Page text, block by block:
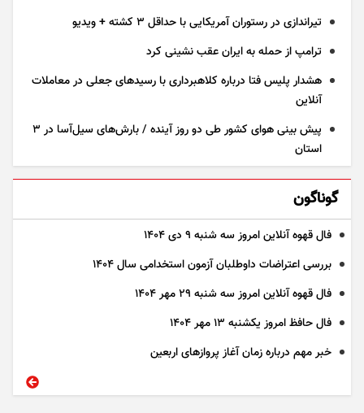
تیراندازی در رستوران آمریکایی با حداقل ۳ کشته + ویدیو
ترامپ از حمله به ایران عقب نشینی کرد
هشدار پلیس فتا درباره کلاهبرداری با رسید‌های جعلی در معاملات
آنلاین
پیش بینی هوای کشور طی دو روز آینده / بارش‌های سیل‌آسا در ۳
استان
گوناگون
فال قهوه آنلاین امروز سه شنبه ۹ دی ۱۴۰۴
بررسی اعتراضات داوطلبان آزمون استخدامی سال ۱۴۰۴
فال قهوه آنلاین امروز سه شنبه ۲۹ مهر ۱۴۰۴
فال حافظ امروز یکشنبه ۱۳ مهر ۱۴۰۴
خبر مهم درباره زمان آغاز پرواز‌های اربعین